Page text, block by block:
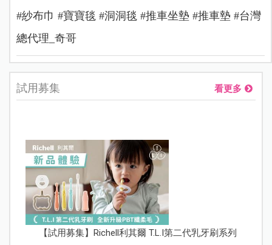
#紗布巾 #寶寶毯 #洞洞毯 #推車坐墊 #推車墊 #台灣
總代理_奇哥
試用募集 看更多
【試用募集】Richell利其爾 T.L.I第二代乳牙刷系列